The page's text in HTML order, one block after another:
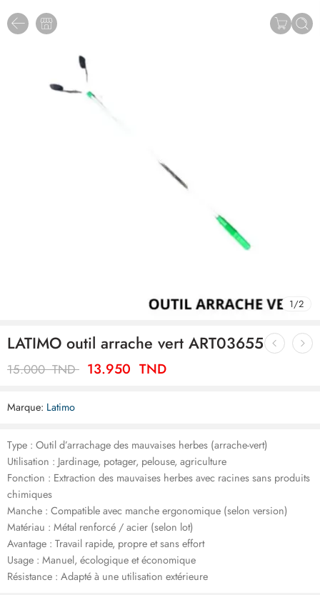
1/2
LATIMO outil arrache vert ART03655
15.000TND 13.950 TND
Marque: Latimo
Type : Outil d’arrachage des mauvaises herbes (arrache-vert)
Utilisation : Jardinage, potager, pelouse, agriculture
Fonction : Extraction des mauvaises herbes avec racines sans produits
chimiques
Manche : Compatible avec manche ergonomique (selon version)
Matériau : Métal renforcé / acier (selon lot)
Avantage : Travail rapide, propre et sans effort
Usage : Manuel, écologique et économique
Résistance : Adapté à une utilisation extérieure